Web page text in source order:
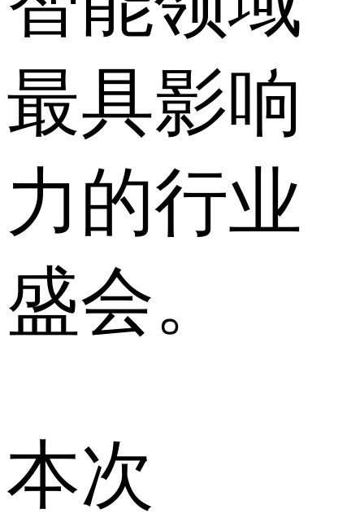
最具影响
力的行业
盛会。
本次